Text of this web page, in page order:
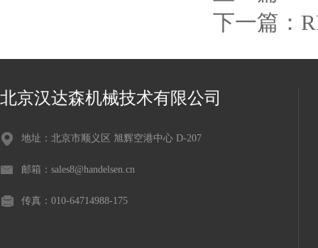
下一篇：
北京汉达森机械技术有限公司
地址：北京市顺义区 旭辉空港中心 D-207
邮箱：sales8@handelsen.cn
传真：010-64714988-175